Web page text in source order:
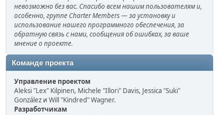
невозможно без вас. Спасибо всем нашим пользователям и,
особенно, группе Charter Members — за установку и
использование нашего программного обеспечения, за
обратную связь с нами, сообщения об ошибках, за ваше
мнение о проекте.
Команде проекта
Управление проектом
Aleksi "Lex" Kilpinen, Michele "Illori" Davis, Jessica "Suki"
González и Will "Kindred" Wagner.
Разработчикам